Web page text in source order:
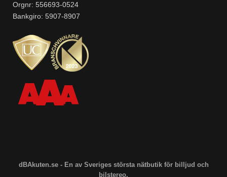
Orgnr: 556693-0524
Bankgiro: 5907-8907
dBAkuten.se - En av Sveriges största nätbutik för billjud och
bilstereo.